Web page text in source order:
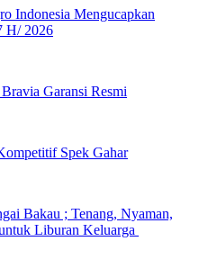
Indonesia Mengucapkan
H/ 2026
Garansi Resmi
Spek Gahar
Bakau ; Tenang, Nyaman,
Liburan Keluarga